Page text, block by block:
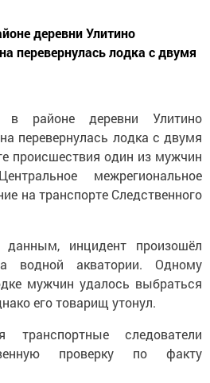
деревни Улитино
перевернулась лодка с двумя
районе деревни Улитино
перевернулась лодка с двумя
происшествия один из мужчин
межрегиональное
на транспорте Следственного
инцидент произошёл
водной акватории. Одному
мужчин удалось выбраться
его товарищ утонул.
следователи
проверку по факту